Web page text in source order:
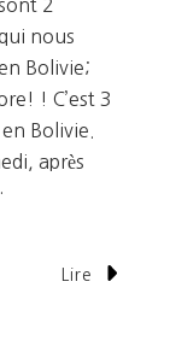
2
nous
Bolivie;
! C’est 3
Bolivie.
après
Lire